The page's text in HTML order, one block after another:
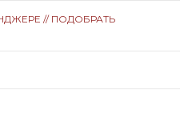
// ПОДОБРАТЬ